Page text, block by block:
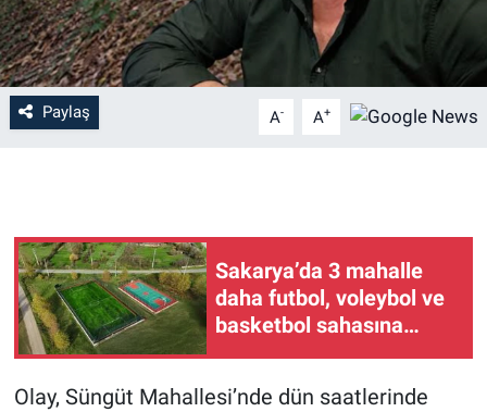
Paylaş A- A+
Sakarya’da 3 mahalle
daha futbol, voleybol ve
basketbol sahasına
kavuşuyor
Olay, Süngüt Mahallesi’nde dün saatlerinde